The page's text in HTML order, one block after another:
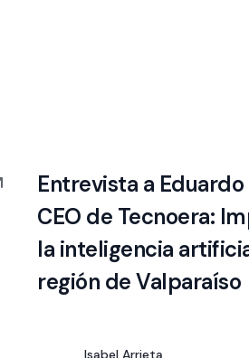
Entrevista a
CEO de Tecnoera:
la inteligencia
región de Valparaíso